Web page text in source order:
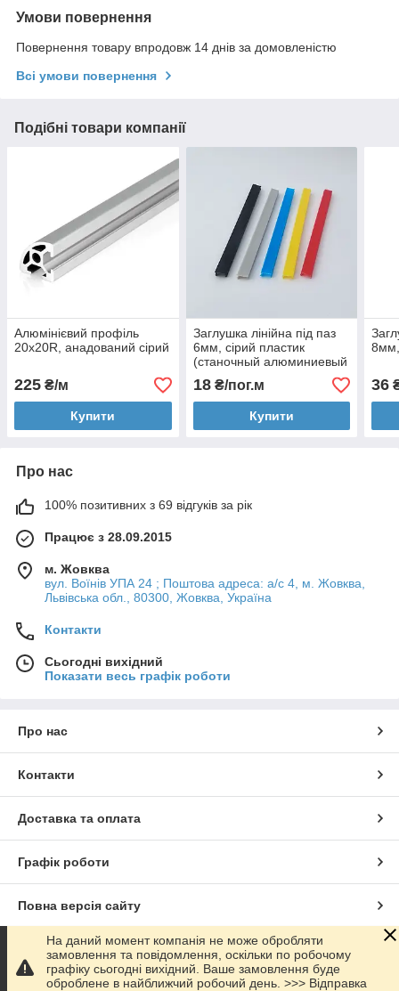
Умови повернення
Повернення товару впродовж 14 днів за домовленістю
Всі умови повернення
Подібні товари компанії
Алюмінієвий профіль
20х20R, анадований сірий
225 ₴/м
Купити
Заглушка лінійна під паз
6мм, сірий пластик
(станочный алюминиевый
профиль)
18₴/пог.м
Купити
8мм,
36
Про нас
100% позитивних з 69 відгуків за рік
Працює з 28.09.2015
м. Жовква
вул. Воїнів УПА 24 ; Поштова адреса: а/с 4, м. Жовква,
Львівська обл., 80300, Жовква, Україна
Контакти
Сьогодні вихідний
Показати весь графік роботи
Про нас
Контакти
Доставка та оплата
Графік роботи
Повна версія сайту
Сайт створено на маркетплейсіProm.ua
На даний момент компанія не може обробляти
замовлення та повідомлення, оскільки по робочому
графіку сьогодні вихідний. Ваше замовлення буде
оброблене в найближчий робочий день. >>> Відправка